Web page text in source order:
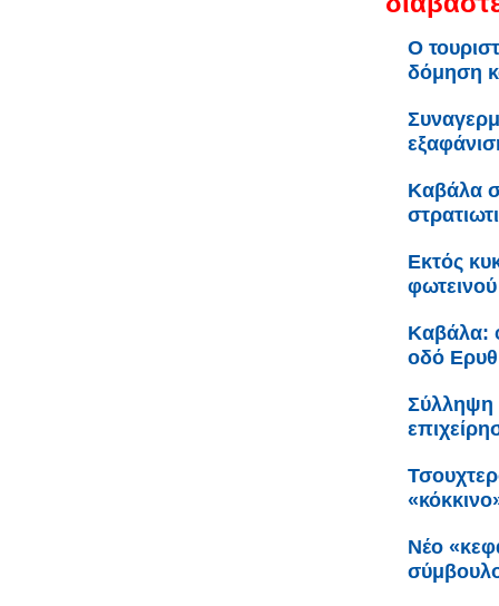
Ο
δόμηση
Καβάλα
Εκτός
Καβάλα:
οδό
Σύλληψη
Νέο